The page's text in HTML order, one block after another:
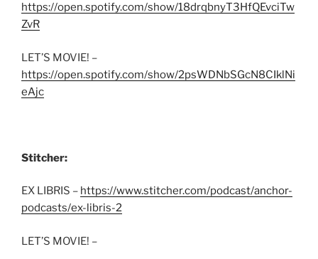
https://open.spotify.com/show/18drqbnyT3HfQEvciTw
ZvR
LET’S MOVIE! –
https://open.spotify.com/show/2psWDNbSGcN8CIklNi
eAjc
Stitcher:
EX LIBRIS – https://www.stitcher.com/podcast/anchor-
podcasts/ex-libris-2
LET’S MOVIE! –